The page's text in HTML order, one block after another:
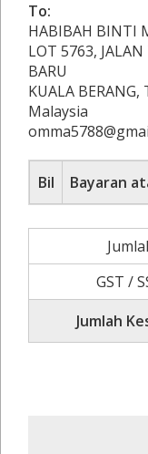
To:
HABIBAH BINTI
LOT 5763,
BARU
KUALA BERANG,
Malaysia
Bil Bayaran
GST /
Jumlah